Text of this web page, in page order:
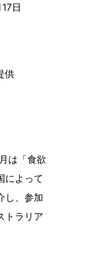
日
供
は「食欲
によって
し、参加
トラリア